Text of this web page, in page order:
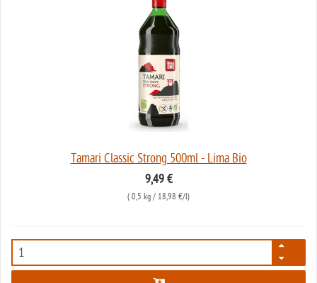
Tamari Classic Strong 500ml - Lima Bio
9,49 €
( 0,5 kg / 18,98 €/l)
1537